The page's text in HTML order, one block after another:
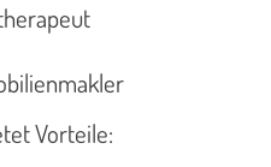
Vorteile: